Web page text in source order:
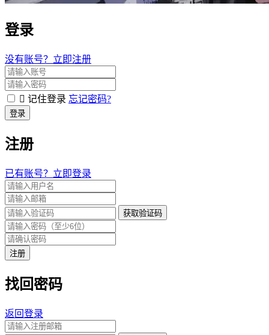
登录
没有账号？立即注册
记住登录 忘记密码?
登录
注册
已有账号？立即登录
获取验证码
注册
找回密码
返回登录